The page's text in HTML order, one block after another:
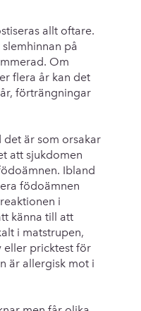
allt oftare.
på
Om
flera år kan det
förträngningar
är som orsakar
att sjukdomen
Ibland
födoämnen
i
känna till att
i matstrupen,
pricktest för
är allergisk mot i